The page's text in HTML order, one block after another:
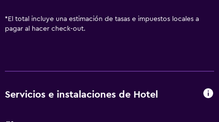
* El total incluye una estimación de tasas e impuestos locales a
pagar al hacer check-out.
Servicios e instalaciones de Hotel